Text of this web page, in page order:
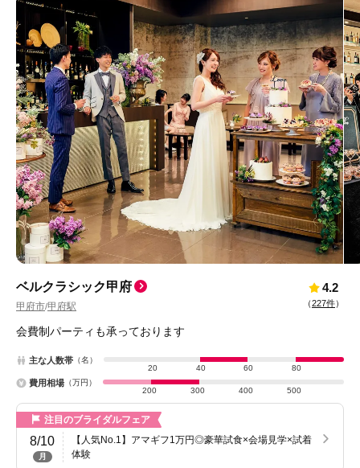
ベルクラシック甲府
甲府市/甲府駅
4.2
（227件）
会費制パーティも承っております
主な人数帯 （名）
20
40 60 80
費用相場 （万円）
200
300 400 500
注目のブライダルフェア
8/10
月
【人気No.1】アマギフ1万円◎豪華試食×会場見学×試着
体験